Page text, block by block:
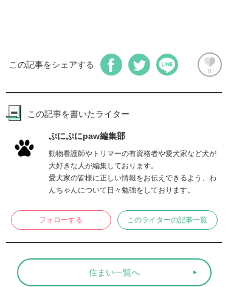
この記事をシェアする
0
この記事を書いたライター
ぷにぷにpaw編集部
動物看護師やトリマーの有資格者や愛犬家など犬が
大好きな人が編集しております。
愛犬家の皆様に正しい情報をお伝えできるよう、わ
んちゃんについて日々勉強をしております。
フォローする このライターの記事一覧
住まい一覧へ